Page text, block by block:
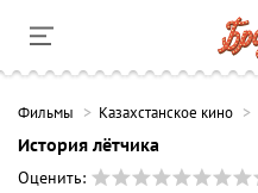
Фильмы Казахстанское кино
История лётчика
Оценить: